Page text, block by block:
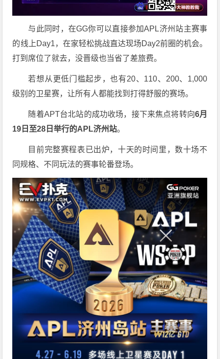
与此同时，在GG你可以直接参加APL济州站主赛事
的线上Day1，在家轻松挑战直达现场Day2前圈的机会。
打到席位了就去，没晋级也当省了差旅费。
若想从更低门槛起步，也有20、110、200、1,000
级别的卫星赛，让所有人都能找到打得舒服的赛场。
随着APT台北站的成功收场，接下来焦点将转向6月
19 日至28 日举行的APL济州站。
目前完整赛程表已出炉，十天的时间里，数十场不
同规格、不同玩法的赛事轮番登场。